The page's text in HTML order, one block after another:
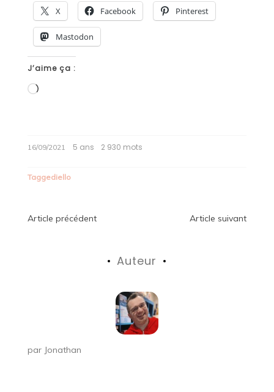
X Facebook Pinterest
Mastodon
J’aime ça :
Chargement…
16/09/2021 5 ans 2 930 mots
Taggediello
Navigation
Article précédent Article suivant
Auteur
par Jonathan